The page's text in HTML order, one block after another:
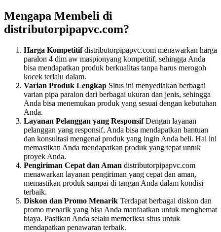
Mengapa Membeli di
distributorpipapvc.com?
Harga Kompetitifdistributorpipapvc.com menawarkan harga
paralon 4 dim aw maspionyang kompetitif, sehingga Anda
bisa mendapatkan produk berkualitas tanpa harus merogoh
kocek terlalu dalam.
Varian Produk Lengkap Situs ini menyediakan berbagai
varian pipa paralon dari berbagai ukuran dan jenis, sehingga
Anda bisa menemukan produk yang sesuai dengan kebutuhan
Anda.
Layanan Pelanggan yang ResponsifDengan layanan
pelanggan yang responsif, Anda bisa mendapatkan bantuan
dan konsultasi mengenai produk yang ingin Anda beli. Hal ini
memastikan Anda mendapatkan produk yang tepat untuk
proyek Anda.
Pengiriman Cepat dan Aman distributorpipapvc.com
menawarkan layanan pengiriman yang cepat dan aman,
memastikan produk sampai di tangan Anda dalam kondisi
terbaik.
Diskon dan Promo Menarik Terdapat berbagai diskon dan
promo menarik yang bisa Anda manfaatkan untuk menghemat
biaya. Pastikan Anda selalu memeriksa situs untuk
mendapatkan penawaran terbaik.